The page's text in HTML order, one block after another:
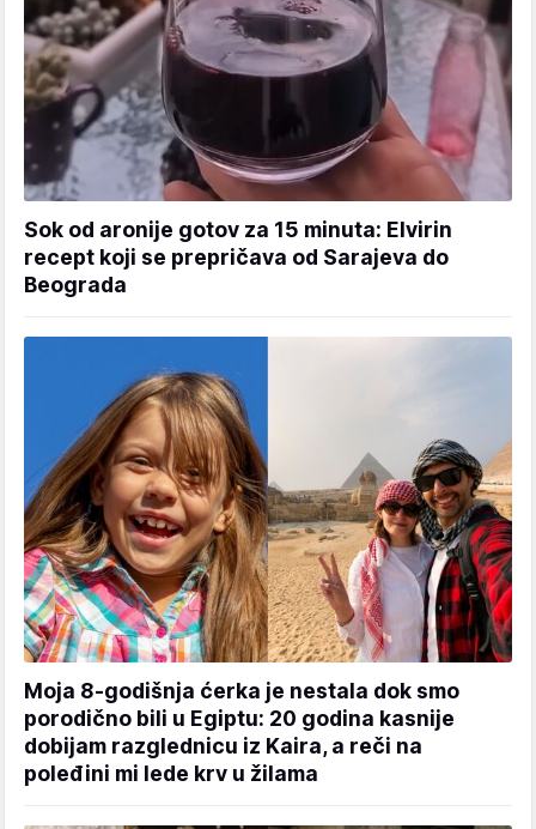
Sok od aronije gotov za 15 minuta: Elvirin
recept koji se prepričava od Sarajeva do
Beograda
Moja 8-godišnja ćerka je nestala dok smo
porodično bili u Egiptu: 20 godina kasnije
dobijam razglednicu iz Kaira, a reči na
poleđini mi lede krv u žilama